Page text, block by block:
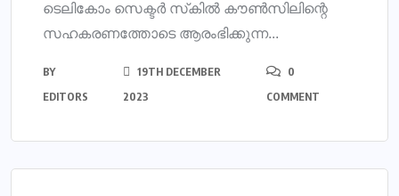
ടെലികോം സെക്ടര്‍ സ്‌കില്‍ കൗണ്‍സിലിന്റെ
സഹകരണത്തോടെ ആരംഭിക്കുന്ന...
BY
EDITORS
19TH DECEMBER
2023
0
COMMENT